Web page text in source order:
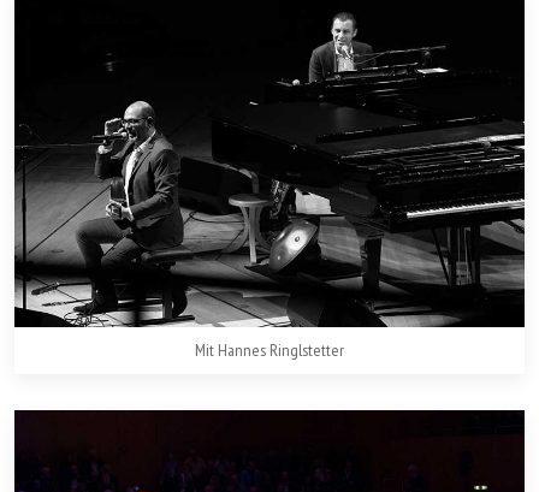
Mit Hannes Ringlstetter